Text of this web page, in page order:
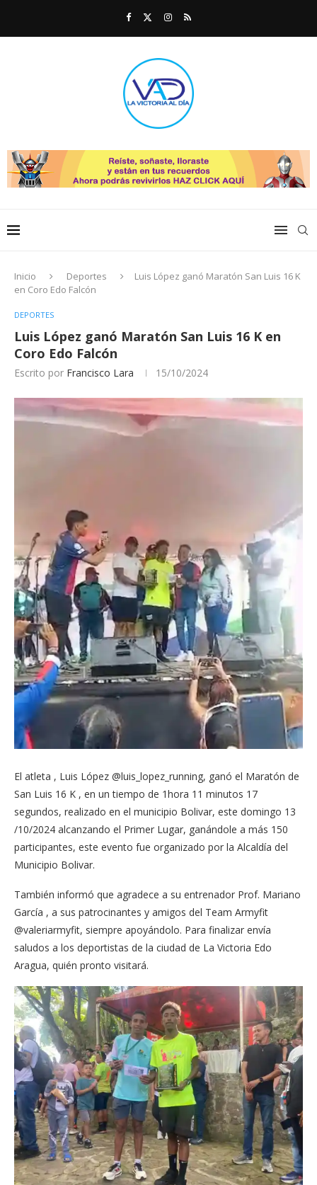
Inicio Deportes
Luis López ganó Maratón San Luis 16 K
en Coro Edo Falcón
DEPORTES
Luis López ganó Maratón San Luis 16 K en
Coro Edo Falcón
Escrito por Francisco Lara 15/10/2024
El atleta , Luis López @luis_lopez_running, ganó el Maratón de
San Luis 16 K , en un tiempo de 1hora 11 minutos 17
segundos, realizado en el municipio Bolivar, este domingo 13
/10/2024 alcanzando el Primer Lugar, ganándole a más 150
participantes, este evento fue organizado por la Alcaldía del
Municipio Bolivar.
También informó que agradece a su entrenador Prof. Mariano
García , a sus patrocinantes y amigos del Team Armyfit
@valeriarmyfit, siempre apoyándolo. Para finalizar envía
saludos a los deportistas de la ciudad de La Victoria Edo
Aragua, quién pronto visitará.